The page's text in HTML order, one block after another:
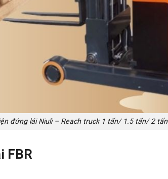
đứng lái Niuli – Reach truck 1 tấn/ 1.5 tấn/ 2 tấn
FBR